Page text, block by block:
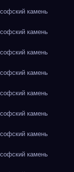
камень
камень
камень
камень
камень
камень
камень
камень